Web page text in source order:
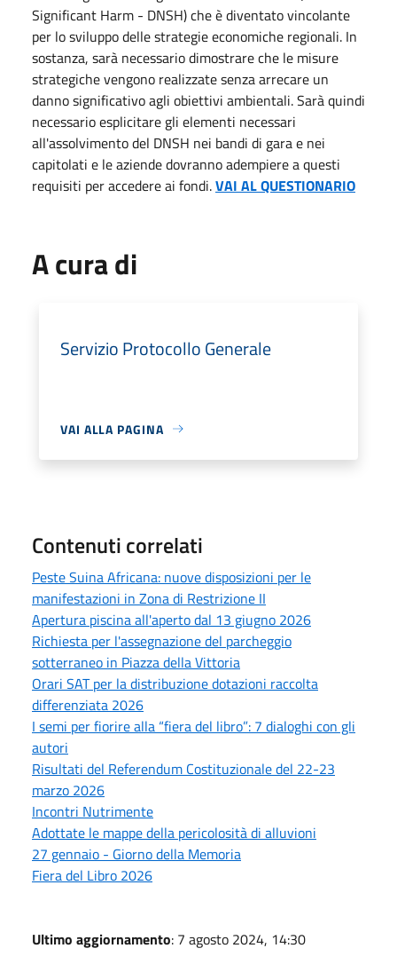
Significant Harm - DNSH) che è diventato vincolante
per lo sviluppo delle strategie economiche regionali. In
sostanza, sarà necessario dimostrare che le misure
strategiche vengono realizzate senza arrecare un
danno significativo agli obiettivi ambientali. Sarà quindi
necessario esplicitare gli elementi necessari
all'assolvimento del DNSH nei bandi di gara e nei
capitolati e le aziende dovranno adempiere a questi
requisiti per accedere ai fondi.VAI AL QUESTIONARIO
A cura di
Servizio Protocollo Generale
VAI ALLA PAGINA
Contenuti correlati
Peste Suina Africana: nuove disposizioni per le
manifestazioni in Zona di Restrizione II
Apertura piscina all'aperto dal 13 giugno 2026
Richiesta per l'assegnazione del parcheggio
sotterraneo in Piazza della Vittoria
Orari SAT per la distribuzione dotazioni raccolta
differenziata 2026
I semi per fiorire alla “fiera del libro”: 7 dialoghi con gli
autori
Risultati del Referendum Costituzionale del 22-23
marzo 2026
Incontri Nutrimente
Adottate le mappe della pericolosità di alluvioni
27 gennaio - Giorno della Memoria
Fiera del Libro 2026
Ultimo aggiornamento: 7 agosto 2024, 14:30